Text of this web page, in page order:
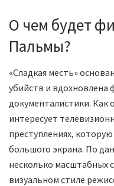
О чем будет
Пальмы?
«Сладкая месть»
убийств и
документалистики. Как
интересует
преступлениях,
большого экрана. По
несколько масштабных
визуальном стиле